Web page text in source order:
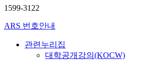
1599-3122
ARS 번호안내
관련누리집
대학공개강의(KOCW)